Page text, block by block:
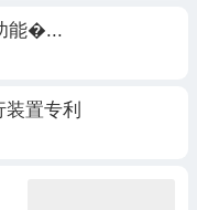
能�...
置专利